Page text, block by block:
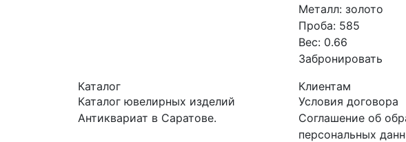
Металл: золото
Проба: 585
Вес: 0.66
Забронировать
Каталог
Каталог ювелирных изделий
Антиквариат в Саратове.
Клиентам
Условия договора
Соглашение об
персональных